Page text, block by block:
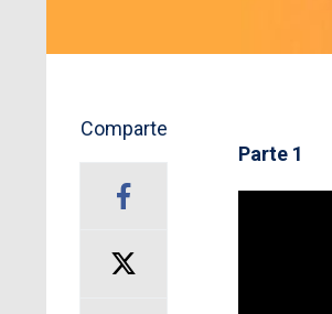
Comparte
Parte 1